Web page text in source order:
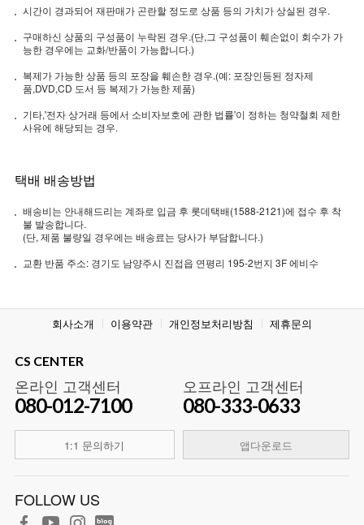
시간이 경과되어 재판매가 곤란할 정도로 상품 등의 가치가 상실된 경우.
구매하신 상품의 구성품이 누락된 경우.(단,그 구성품이 훼손없이 회수가 가
능한 경우에는 교화/반품이 가능합니다.)
복제가 가능한 상품 등의 포장을 훼손한 경우.(예: 포장인등된 정자제
품,DVD,CD 도서 등 복제가 가능한 제품)
기타,'전자 상거래 등에서 소비자보호에 관한 법률'이 정하는 청약철회 제한
사유에 해당되는 경우.
택배 배송방법
배송비는 안내해드리는 계좌로 입금 후 롯데택배(1588-2121)에 접수 후 착
불 발송합니다.
(단, 제품 불량일 경우에는 배송료는 당사가 부담합니다.)
교환 반품 주소: 경기도 남양주시 진접읍 연평리 195-2번지 3F 에비수
회사소개 이용약관 개인정보처리방침 제휴문의
CS CENTER
온라인 고객센터
080-012-7100
1:1 문의하기
오프라인 고객센터
080-333-0633
앱다운로드
FOLLOW US